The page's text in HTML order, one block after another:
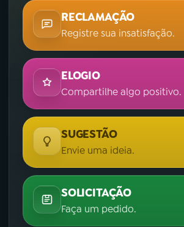
RECLAMAÇÃO
Registre sua insatisfação.
ELOGIO
Compartilhe algo positivo.
SUGESTÃO
Envie uma ideia.
SOLICITAÇÃO
Faça um pedido.